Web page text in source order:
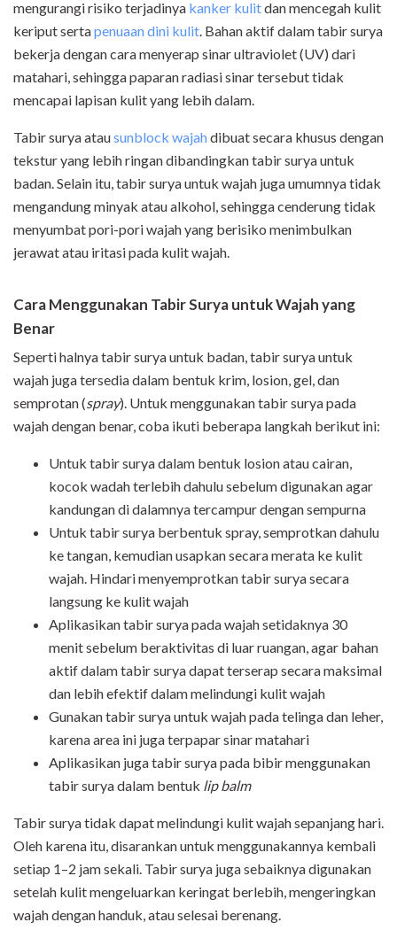
mengurangi risiko terjadinya kanker kulitdan mencegah kulit
keriput sertapenuaan dini kulit. Bahan aktif dalam tabir surya
bekerja dengan cara menyerap sinar ultraviolet (UV) dari
matahari, sehingga paparan radiasi sinar tersebut tidak
mencapai lapisan kulit yang lebih dalam.
Tabir surya atausunblock wajahdibuat secara khusus dengan
tekstur yang lebih ringan dibandingkan tabir surya untuk
badan. Selain itu, tabir surya untuk wajah juga umumnya tidak
mengandung minyak atau alkohol, sehingga cenderung tidak
menyumbat pori-pori wajah yang berisiko menimbulkan
jerawat atau iritasi pada kulit wajah.
Cara Menggunakan Tabir Surya untuk Wajah yang
Benar
Seperti halnya tabir surya untuk badan, tabir surya untuk
wajah juga tersedia dalam bentuk krim, losion, gel, dan
semprotan (spray). Untuk menggunakan tabir surya pada
wajah dengan benar, coba ikuti beberapa langkah berikut ini:
Untuk tabir surya dalam bentuk losion atau cairan,
kocok wadah terlebih dahulu sebelum digunakan agar
kandungan di dalamnya tercampur dengan sempurna
Untuk tabir surya berbentuk spray, semprotkan dahulu
ke tangan, kemudian usapkan secara merata ke kulit
wajah. Hindari menyemprotkan tabir surya secara
langsung ke kulit wajah
Aplikasikan tabir surya pada wajah setidaknya 30
menit sebelum beraktivitas di luar ruangan, agar bahan
aktif dalam tabir surya dapat terserap secara maksimal
dan lebih efektif dalam melindungi kulit wajah
Gunakan tabir surya untuk wajah pada telinga dan leher,
karena area ini juga terpapar sinar matahari
Aplikasikan juga tabir surya pada bibir menggunakan
tabir surya dalam bentuk lip balm
Tabir surya tidak dapat melindungi kulit wajah sepanjang hari.
Oleh karena itu, disarankan untuk menggunakannya kembali
setiap 1–2 jam sekali. Tabir surya juga sebaiknya digunakan
setelah kulit mengeluarkan keringat berlebih, mengeringkan
wajah dengan handuk, atau selesai berenang.